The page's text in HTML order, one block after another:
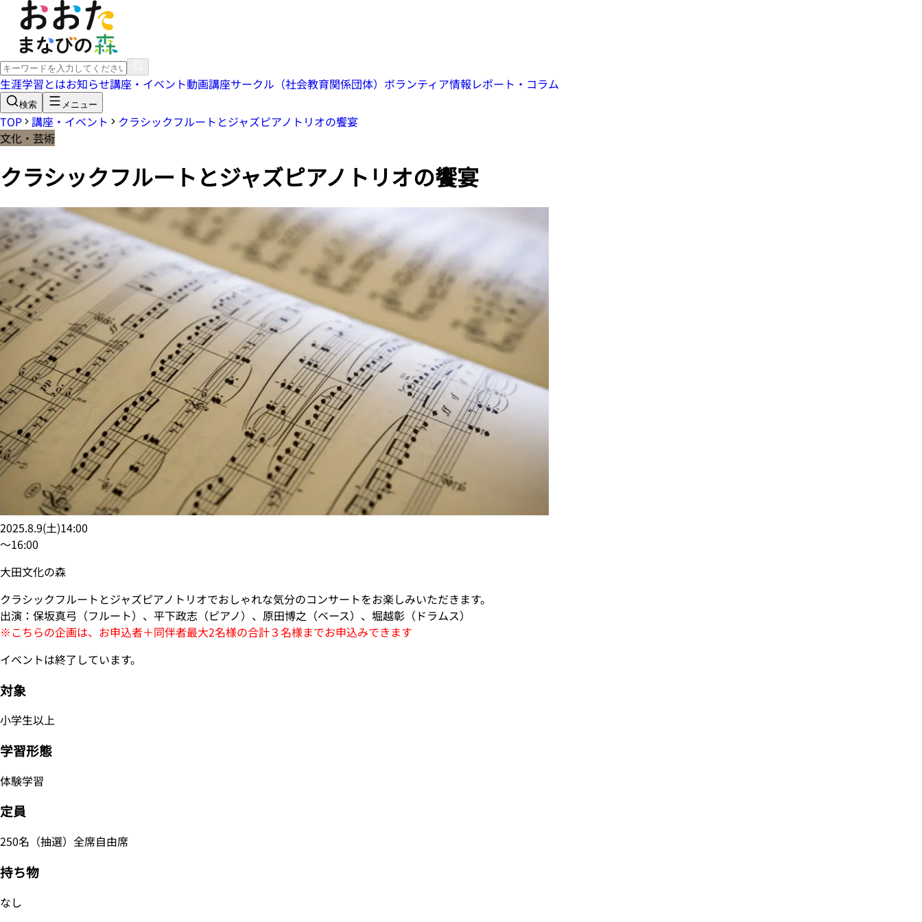
生涯学習とはお知らせ講座・イベント動画講座サークル（社会教育関係団体） ボランティア情報レポート・コラム
検索 メニュー
TOP 講座・イベント
クラシックフルートとジャズピアノトリオの饗宴
文化・芸術
クラシックフルートとジャズピアノトリオの饗宴
2025.8.9(土)14:00
〜16:00
大田文化の森
クラシックフルートとジャズピアノトリオでおしゃれな気分のコンサートをお楽しみいただきます。
出演：保坂真弓（フルート）、平下政志（ピアノ）、原田博之（ベース）、堀越彰（ドラムス）
※こちらの企画は、お申込者＋同伴者最大2名様の合計３名様までお申込みできます
イベントは終了しています。
対象
小学生以上
学習形態
体験学習
定員
250名（抽選）全席自由席
持ち物
なし